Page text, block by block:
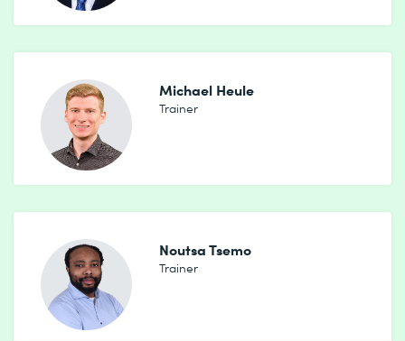
Michael Heule
Trainer
Noutsa Tsemo
Trainer